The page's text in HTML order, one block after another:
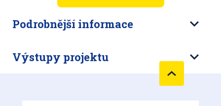
Podrobnější informace
Výstupy projektu